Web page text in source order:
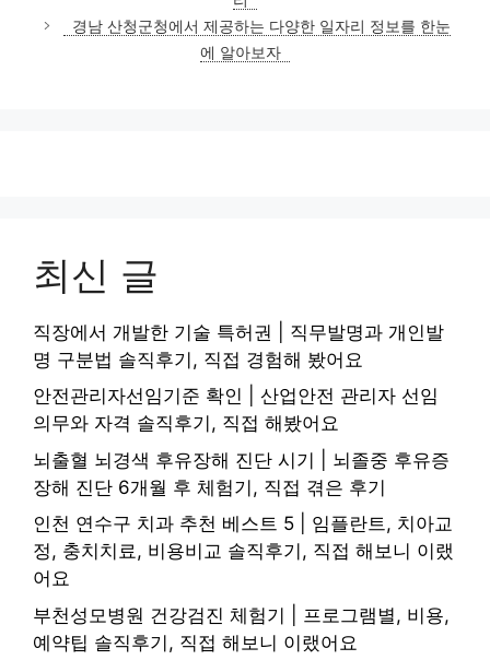
리
경남 산청군청에서 제공하는 다양한 일자리 정보를 한눈
에 알아보자
최신 글
직장에서 개발한 기술 특허권 | 직무발명과 개인발
명 구분법 솔직후기, 직접 경험해 봤어요
안전관리자선임기준 확인 | 산업안전 관리자 선임
의무와 자격 솔직후기, 직접 해봤어요
뇌출혈 뇌경색 후유장해 진단 시기 | 뇌졸중 후유증
장해 진단 6개월 후 체험기, 직접 겪은 후기
인천 연수구 치과 추천 베스트 5 | 임플란트, 치아교
정, 충치치료, 비용비교 솔직후기, 직접 해보니 이랬
어요
부천성모병원 건강검진 체험기 | 프로그램별, 비용,
예약팁 솔직후기, 직접 해보니 이랬어요